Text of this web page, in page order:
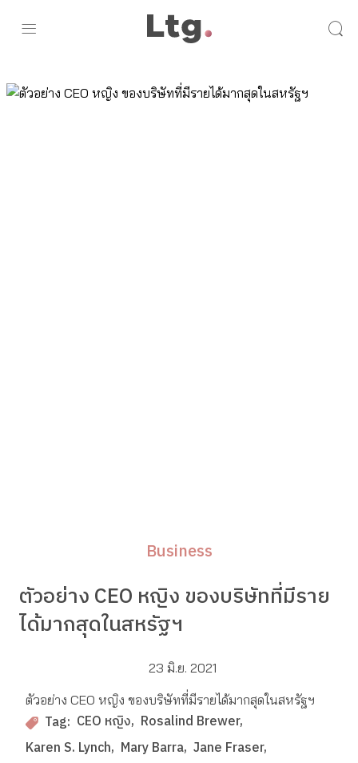
Business
ตัวอย่าง CEO หญิง ของบริษัทที่มีราย
ได้มากสุดในสหรัฐฯ
23 มิ.ย. 2021
ตัวอย่าง CEO หญิง ของบริษัทที่มีรายได้มากสุดในสหรัฐฯ
Tag: CEO หญิง Rosalind Brewer
Karen S. Lynch Mary Barra Jane Fraser